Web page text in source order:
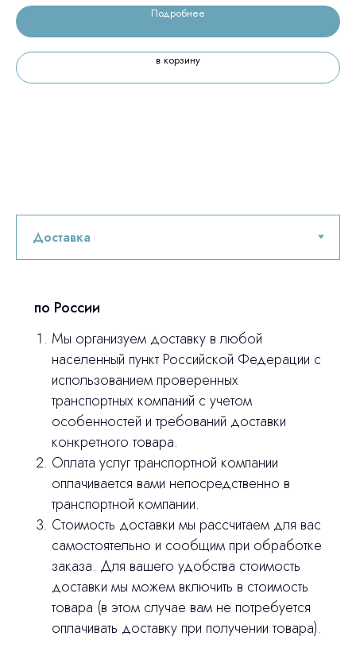
Подробнее
в корзину
по России
Мы организуем доставку в любой
населенный пункт Российской Федерации с
использованием проверенных
транспортных компаний с учетом
особенностей и требований доставки
конкретного товара.
Оплата услуг транспортной компании
оплачивается вами непосредственно в
транспортной компании.
Стоимость доставки мы рассчитаем для вас
самостоятельно и сообщим при обработке
заказа. Для вашего удобства стоимость
доставки мы можем включить в стоимость
товара (в этом случае вам не потребуется
оплачивать доставку при получении товара).
Остались вопросы
оставьте контакты, мы свяжемся и
ответим на все вопросы
© 2024 ЛС Дентал Групп